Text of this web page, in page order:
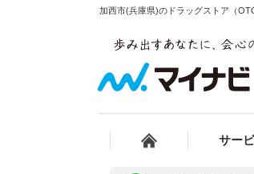
加西市(兵庫県)のドラッグストア（
サー